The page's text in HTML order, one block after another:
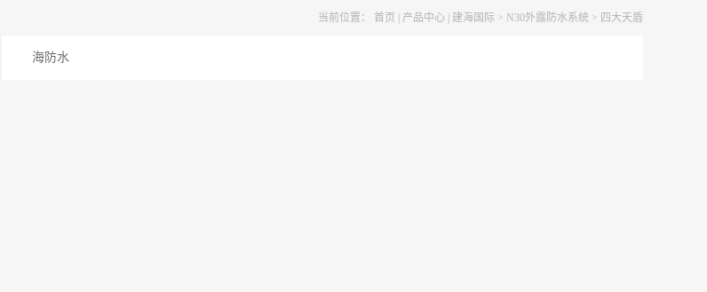
当前位置： 首页 产品中心 建海国际 > N30外露防水系统 > 四大天盾
海防水